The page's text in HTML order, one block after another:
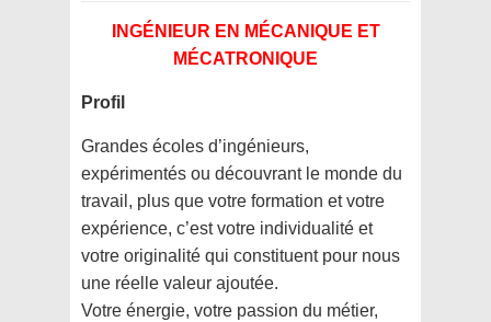
INGÉNIEUR EN MÉCANIQUE ET
MÉCATRONIQUE
Profil
Grandes écoles d’ingénieurs,
expérimentés ou découvrant le monde du
travail, plus que votre formation et votre
expérience, c’est votre individualité et
votre originalité qui constituent pour nous
une réelle valeur ajoutée.
Votre énergie, votre passion du métier,